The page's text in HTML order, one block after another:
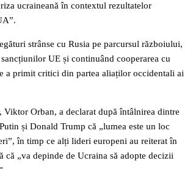
ucraineană în contextul rezultatelor
strânse cu Rusia pe parcursul războiului,
sancțiunilor UE și continuând cooperarea cu
a primit critici din partea aliaților occidentali ai
Viktor Orban, a declarat după întâlnirea dintre
și Donald Trump că „lumea este un loc
în timp ce alți lideri europeni au reiterat în
că „va depinde de Ucraina să adopte decizii